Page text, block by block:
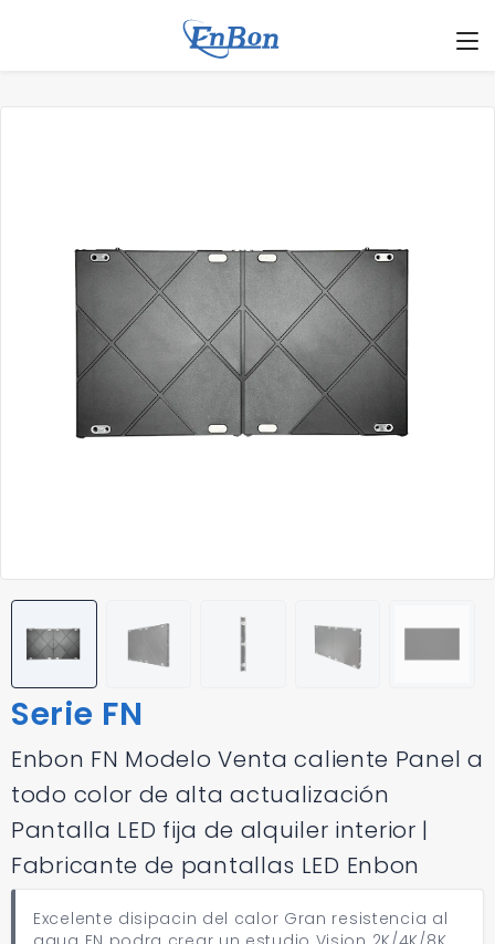
Serie FN
Enbon FN Modelo Venta caliente Panel a
todo color de alta actualización
Pantalla LED fija de alquiler interior |
Fabricante de pantallas LED Enbon
Excelente disipacin del calor Gran resistencia al